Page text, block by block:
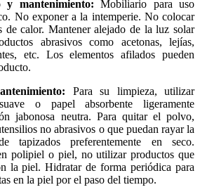
y mantenimiento: Mobiliario para uso
No exponer a la intemperie. No colocar
de calor. Mantener alejado de la luz solar
abrasivos como acetonas, lejías,
etc. Los elementos afilados pueden
Para su limpieza, utilizar
o papel absorbente ligeramente
jabonosa neutra. Para quitar el polvo,
no abrasivos o que puedan rayar la
tapizados preferentemente en seco.
polipiel o piel, no utilizar productos que
la piel. Hidratar de forma periódica para
en la piel por el paso del tiempo.